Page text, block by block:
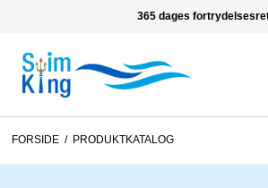
365 dages fortrydelsesret
FORSIDE / PRODUKTKATALOG